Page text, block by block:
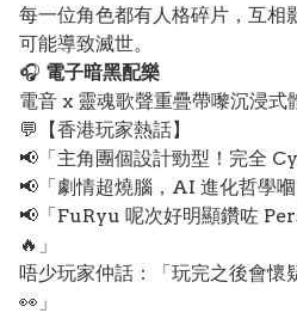
每一位角色都有人格碎片，互
可能導致滅世。
🎧 電子暗黑配樂
電音 x 靈魂歌聲重疊帶嚟沉浸式
💬【香港玩家熱話】
📢「主角團個設計勁型！完全
📢「劇情超燒腦，AI 進化哲學
📢「FuRyu 呢次好明顯鑽咗
🔥」
唔少玩家仲話：「玩完之後會懷
👀」